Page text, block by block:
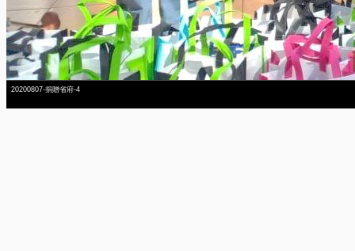
20200807-捐贈省府-4